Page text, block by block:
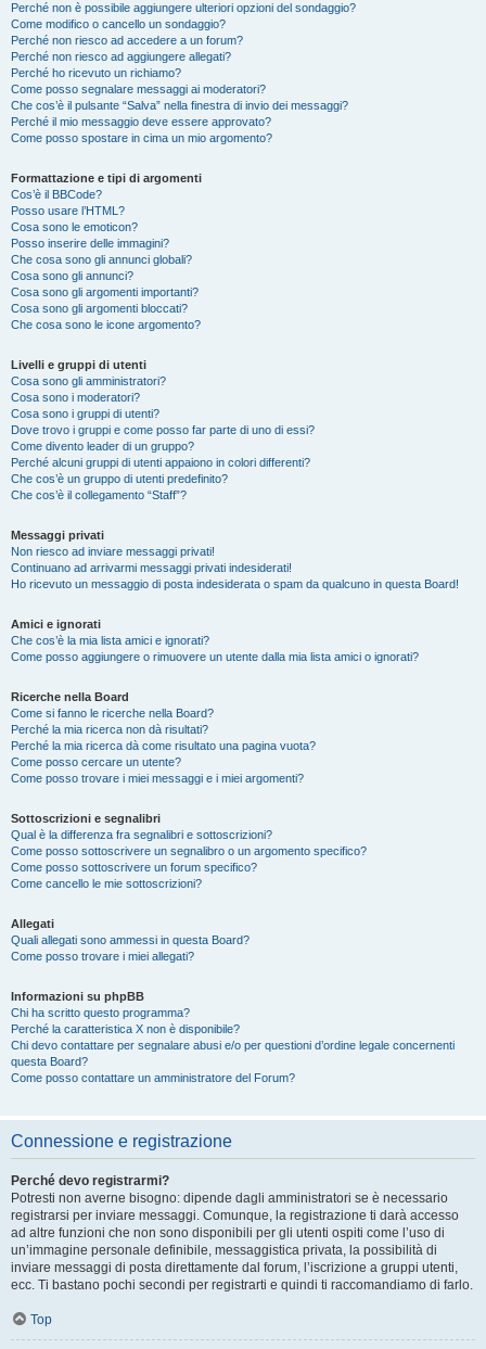
Perché non è possibile aggiungere ulteriori opzioni del sondaggio?
Come modifico o cancello un sondaggio?
Perché non riesco ad accedere a un forum?
Perché non riesco ad aggiungere allegati?
Perché ho ricevuto un richiamo?
Come posso segnalare messaggi ai moderatori?
Che cos’è il pulsante “Salva” nella finestra di invio dei messaggi?
Perché il mio messaggio deve essere approvato?
Come posso spostare in cima un mio argomento?
Formattazione e tipi di argomenti
Cos’è il BBCode?
Posso usare l’HTML?
Cosa sono le emoticon?
Posso inserire delle immagini?
Che cosa sono gli annunci globali?
Cosa sono gli annunci?
Cosa sono gli argomenti importanti?
Cosa sono gli argomenti bloccati?
Che cosa sono le icone argomento?
Livelli e gruppi di utenti
Cosa sono gli amministratori?
Cosa sono i moderatori?
Cosa sono i gruppi di utenti?
Dove trovo i gruppi e come posso far parte di uno di essi?
Come divento leader di un gruppo?
Perché alcuni gruppi di utenti appaiono in colori differenti?
Che cos’è un gruppo di utenti predefinito?
Che cos’è il collegamento “Staff”?
Messaggi privati
Non riesco ad inviare messaggi privati!
Continuano ad arrivarmi messaggi privati indesiderati!
Ho ricevuto un messaggio di posta indesiderata o spam da qualcuno in questa Board!
Amici e ignorati
Che cos’è la mia lista amici e ignorati?
Come posso aggiungere o rimuovere un utente dalla mia lista amici o ignorati?
Ricerche nella Board
Come si fanno le ricerche nella Board?
Perché la mia ricerca non dà risultati?
Perché la mia ricerca dà come risultato una pagina vuota?
Come posso cercare un utente?
Come posso trovare i miei messaggi e i miei argomenti?
Sottoscrizioni e segnalibri
Qual è la differenza fra segnalibri e sottoscrizioni?
Come posso sottoscrivere un segnalibro o un argomento specifico?
Come posso sottoscrivere un forum specifico?
Come cancello le mie sottoscrizioni?
Allegati
Quali allegati sono ammessi in questa Board?
Come posso trovare i miei allegati?
Informazioni su phpBB
Chi ha scritto questo programma?
Perché la caratteristica X non è disponibile?
Chi devo contattare per segnalare abusi e/o per questioni d’ordine legale concernenti
questa Board?
Come posso contattare un amministratore del Forum?
Connessione e registrazione
Perché devo registrarmi?
Potresti non averne bisogno: dipende dagli amministratori se è necessario
registrarsi per inviare messaggi. Comunque, la registrazione ti darà accesso
ad altre funzioni che non sono disponibili per gli utenti ospiti come l’uso di
un’immagine personale definibile, messaggistica privata, la possibilità di
inviare messaggi di posta direttamente dal forum, l’iscrizione a gruppi utenti,
ecc. Ti bastano pochi secondi per registrarti e quindi ti raccomandiamo di farlo.
Top